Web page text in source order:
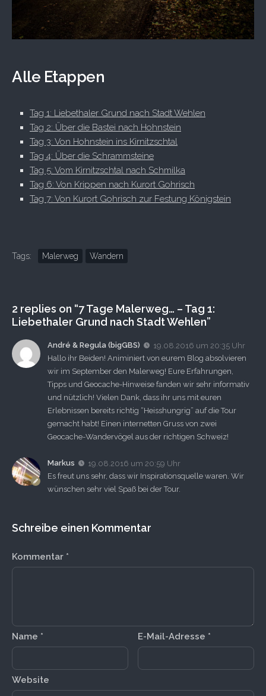
Alle Etappen
Tag 1: Liebethaler Grund nach Stadt Wehlen
Tag 2: Über die Bastei nach Hohnstein
Tag 3: Von Hohnstein ins Kirnitzschtal
Tag 4: Über die Schrammsteine
Tag 5: Vom Kirnitzschtal nach Schmilka
Tag 6: Von Krippen nach Kurort Gohrisch
Tag 7: Von Kurort Gohrisch zur Festung Königstein
Tags: Malerweg Wandern
2 replies on “7 Tage Malerweg… – Tag 1:
Liebethaler Grund nach Stadt Wehlen”
André & Regula (bigGBS)
19.08.2016 um 20:35 Uhr
Hallo ihr Beiden! Animiniert von eurem Blog absolvieren
wir im September den Malerweg! Eure Erfahrungen,
Tipps und Geocache-Hinweise fanden wir sehr informativ
und nützlich! Vielen Dank, dass ihr uns mit euren
Erlebnissen bereits richtig “Heisshungrig” auf die Tour
gemacht habt! Einen internetten Gruss von zwei
Geocache-Wandervögel aus der richtigen Schweiz!
Markus
19.08.2016 um 20:59 Uhr
Es freut uns sehr, dass wir Inspirationsquelle waren. Wir
wünschen sehr viel Spaß bei der Tour.
Schreibe einen Kommentar
Kommentar *
Name * E-Mail-Adresse *
Website